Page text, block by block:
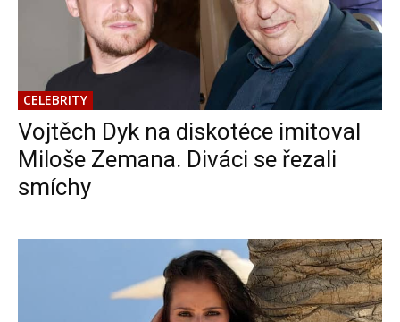
CELEBRITY
Vojtěch Dyk na diskotéce imitoval
Miloše Zemana. Diváci se řezali
smíchy